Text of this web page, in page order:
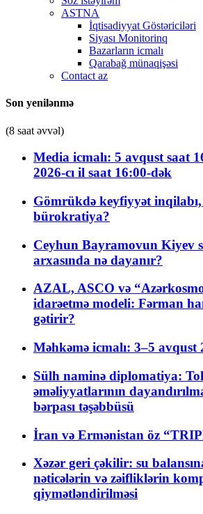
ASTNA
İqtisadiyyat Göstəriciləri
Siyası Monitorinq
Bazarların icmalı
Qarabağ münaqişəsi
Contact az
Son yenilənmə
(8 saat əvvəl)
Media icmalı: 5 avqust saat
2026-cı il saat 16:00-dək
Gömrükdə keyfiyyət
bürokratiya?
Ceyhun Bayramovun Kiyev
arxasında nə dayanır?
AZAL, ASCO və
idarəetmə modeli: Fərman
gətirir?
Məhkəmə icmalı: 3–5 avqust
Sülh naminə diplomatiya:
əməliyyatlarının
bərpası təşəbbüsü
İran və Ermənistan öz
Xəzər geri çəkilir: su
nəticələrin və zəifliklərin
qiymətləndirilməsi